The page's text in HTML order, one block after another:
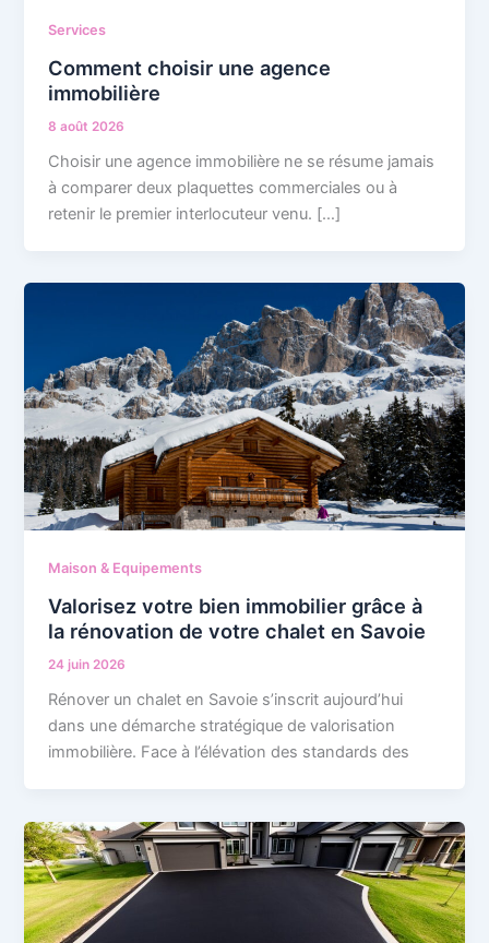
Services
Comment choisir une agence
immobilière
8 août 2026
Choisir une agence immobilière ne se résume jamais
à comparer deux plaquettes commerciales ou à
retenir le premier interlocuteur venu. […]
Maison & Equipements
Valorisez votre bien immobilier grâce à
la rénovation de votre chalet en Savoie
24 juin 2026
Rénover un chalet en Savoie s’inscrit aujourd’hui
dans une démarche stratégique de valorisation
immobilière. Face à l’élévation des standards des